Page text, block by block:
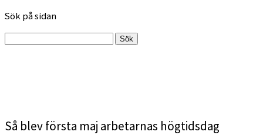
Sök på sidan
Så blev första maj arbetarnas högtidsdag